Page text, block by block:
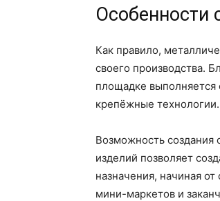
Особенности
Как правило,
своего производства.
площадке выполняется
крепёжные технологии.
Возможность создания
изделий позволяет
назначения, начиная
мини-маркетов и